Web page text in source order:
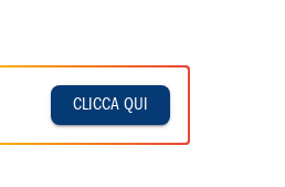
CLICCA QUI